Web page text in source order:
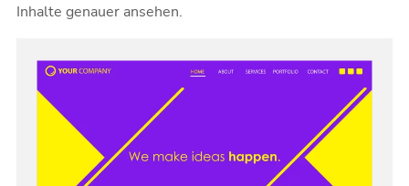
Inhalte genauer ansehen.